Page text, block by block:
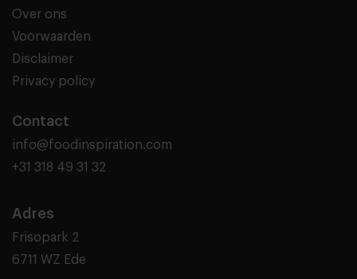
Over ons
Voorwaarden
Disclaimer
Privacy policy
Contact
info@foodinspiration.com
+31 318 49 31 32
Adres
Frisopark 2
6711 WZ Ede